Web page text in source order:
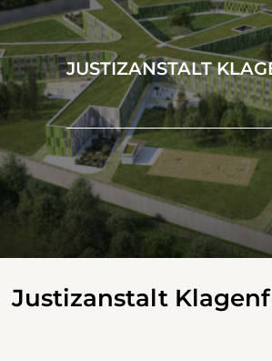
JUSTIZANSTALT
Justizanstalt